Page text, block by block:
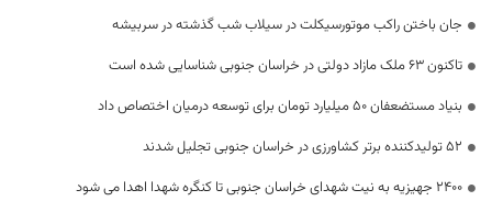
جان باختن راکب موتورسیکلت در سیلاب شب گذشته در سربیشه
تاکنون ۶۳ ملک مازاد دولتی در خراسان جنوبی شناسایی شده است
بنیاد مستضعفان ۵۰ میلیارد تومان برای توسعه درمیان اختصاص داد
۵۲ تولیدکننده برتر کشاورزی در خراسان جنوبی تجلیل شدند
۲۴۰۰ جهیزیه به نیت شهدای خراسان جنوبی تا کنگره شهدا اهدا می شود